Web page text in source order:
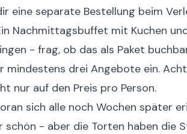
eine separate Bestellung beim
Nachmittagsbuffet mit Kuchen
- frag, ob das als Paket
mindestens drei Angebote ein.
nur auf den Preis pro Person.
sich alle noch Wochen später
schön - aber die Torten haben die